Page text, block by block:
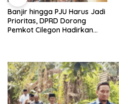
Banjir hingga PJU Harus Jadi
Prioritas, DPRD Dorong
Pemkot Cilegon Hadirkan